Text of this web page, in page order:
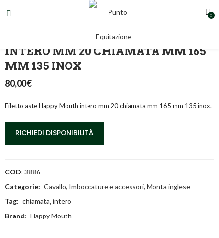
0
FILETTO ASTE HAPPY MOUTH
INTERO MM 20 CHIAMATA MM 165
MM 135 INOX
80,00€
Filetto aste Happy Mouth intero mm 20 chiamata mm 165 mm 135 inox.
RICHIEDI DISPONIBILITÀ
COD: 3886
Categorie: Cavallo, Imboccature e accessori,Monta inglese
Tag: chiamata,intero
Brand: Happy Mouth